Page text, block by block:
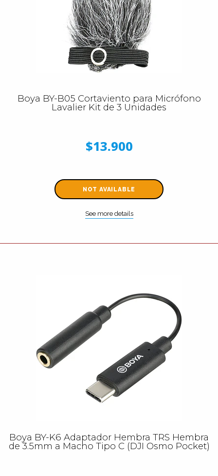
Boya BY-B05 Cortaviento para Micrófono
Lavalier Kit de 3 Unidades
$13.900
NOT AVAILABLE
See more details
Boya BY-K6 Adaptador Hembra TRS Hembra
de 3.5mm a Macho Tipo C (DJI Osmo Pocket)